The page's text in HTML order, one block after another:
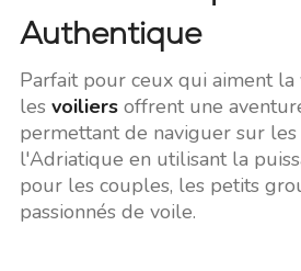
Authentique
Parfait pour ceux qui aiment
les voiliersoffrent une
permettant de naviguer sur
l'Adriatique en utilisant la
pour les couples, les petits
passionnés de voile.